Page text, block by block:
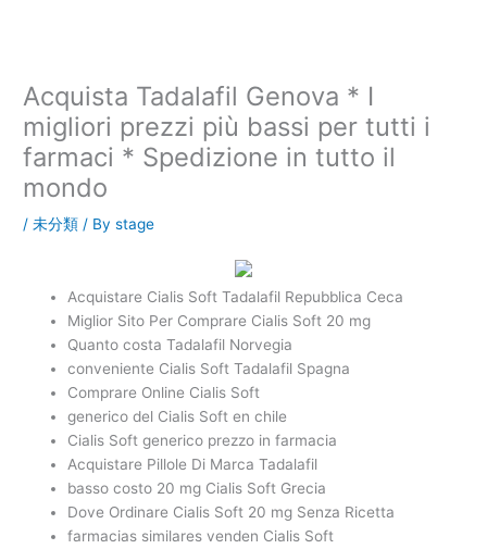
Acquista Tadalafil Genova * I
migliori prezzi più bassi per tutti i
farmaci * Spedizione in tutto il
mondo
/未分類 / Bystage
Acquistare Cialis Soft Tadalafil Repubblica Ceca
Miglior Sito Per Comprare Cialis Soft 20 mg
Quanto costa Tadalafil Norvegia
conveniente Cialis Soft Tadalafil Spagna
Comprare Online Cialis Soft
generico del Cialis Soft en chile
Cialis Soft generico prezzo in farmacia
Acquistare Pillole Di Marca Tadalafil
basso costo 20 mg Cialis Soft Grecia
Dove Ordinare Cialis Soft 20 mg Senza Ricetta
farmacias similares venden Cialis Soft